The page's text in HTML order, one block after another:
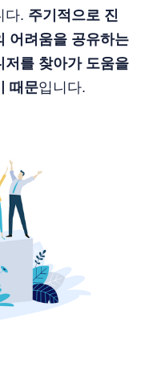
다. 주기적으로 진
어려움을 공유하는
저를 찾아가 도움을
때문입니다.